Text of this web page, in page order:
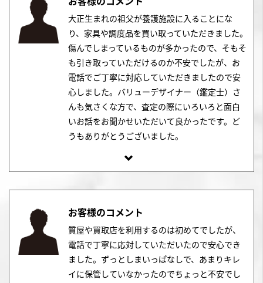
大正生まれの祖父が養護施設に入ることにな
り、家具や調度品を買い取っていただきました。
傷んでしまっているものが多かったので、そもそ
も引き取っていただけるのか不安でしたが、お
電話でご丁寧に対応していただきましたので安
心しました。バリューデザイナー（鑑定士）さ
んも気さくな方で、査定の際にいろいろと面白
いお話をお聞かせいただいて良かったです。ど
うもありがとうございました。
お客様のコメント
質屋や買取店を利用するのは初めてでしたが、
電話で丁寧に応対していただいたので安心でき
ました。ずっとしまいっぱなしで、あまりキレ
イに保管していなかったのでちょっと不安でし